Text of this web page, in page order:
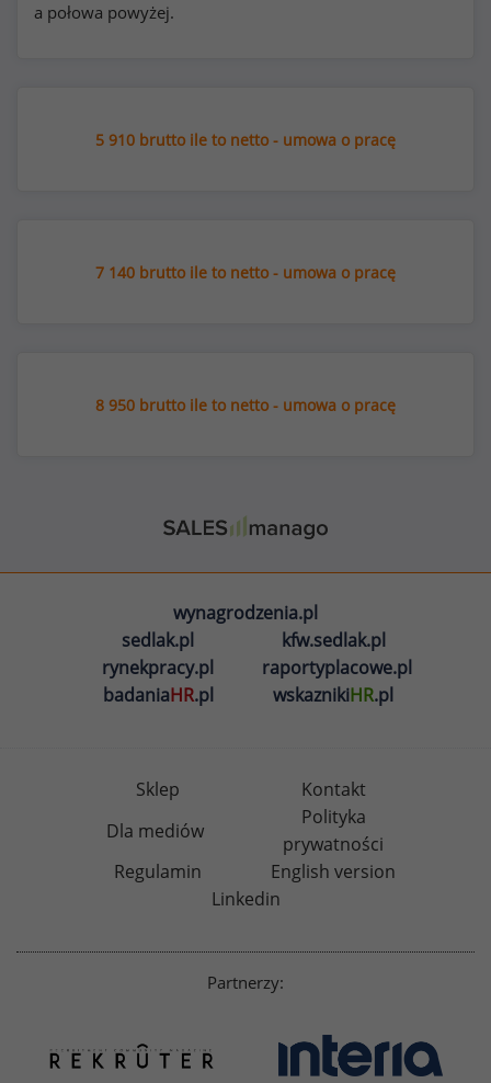
a połowa powyżej.
5 910 brutto ile to netto - umowa o pracę
7 140 brutto ile to netto - umowa o pracę
8 950 brutto ile to netto - umowa o pracę
wynagrodzenia.pl
sedlak.pl
kfw.sedlak.pl
rynekpracy.pl
raportyplacowe.pl
badaniaHR.pl wskaznikiHR.pl
Sklep
Kontakt
Dla mediów
Polityka
prywatności
Regulamin
English version
Linkedin
Partnerzy: